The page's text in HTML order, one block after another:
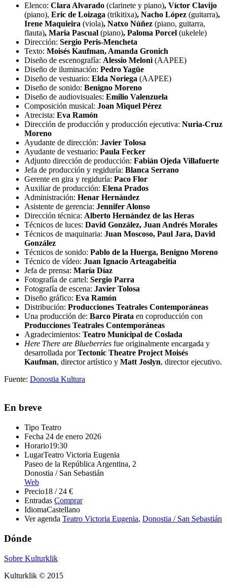
Elenco: Clara Alvarado (clarinete y piano), Víctor Clavijo
(piano), Eric de Loizaga (trikitixa), Nacho López (guitarra),
Irene Maquieira (viola), Natxo Núñez (piano, guitarra,
flauta), Maria Pascual (piano), Paloma Porcel (ukelele)
Dirección: Sergio Peris-Mencheta
Texto: Moisés Kaufman, Amanda Gronich
Diseño de escenografía: Alessio Meloni (AAPEE)
Diseño de iluminación: Pedro Yagüe
Diseño de vestuario: Elda Noriega (AAPEE)
Diseño de sonido: Benigno Moreno
Diseño de audiovisuales: Emilio Valenzuela
Composición musical: Joan Miquel Pérez
Atrecista: Eva Ramón
Dirección de producción y producción ejecutiva: Nuria-Cruz
Moreno
Ayudante de dirección: Javier Tolosa
Ayudante de vestuario: Paula Fecker
Adjunto dirección de producción: Fabián Ojeda Villafuerte
Jefa de producción y regiduría: Blanca Serrano
Gerente en gira y regiduría: Paco Flor
Auxiliar de producción: Elena Prados
Administración: Henar Hernández
Asistente de gerencia: Jennifer Alonso
Dirección técnica: Alberto Hernández de las Heras
Técnicos de luces: David González, Juan Andrés Morales
Técnicos de maquinaria: Juan Moscoso, Paul Jara, David
González
Técnicos de sonido: Pablo de la Huerga, Benigno Moreno
Técnico de vídeo: Juan Ignacio Arteagabeitia
Jefa de prensa: María Díaz
Fotografía de cartel: Sergio Parra
Fotografía de escena: Javier Tolosa
Diseño gráfico: Eva Ramón
Distribución: Producciones Teatrales Contemporáneas
Una producción de: Barco Pirata en coproducción con
Producciones Teatrales Contemporáneas
Agradecimientos: Teatro Municipal de Coslada
Here There are Blueberries fue originalmente encargada y
desarrollada porTectonic Theatre Project Moisés
Kaufman, director artístico y Matt Joslyn, director ejecutivo.
Fuente: Donostia Kultura
En breve
Tipo Teatro
Fecha 24 de enero 2026
Horario19:30
LugarTeatro Victoria Eugenia
Paseo de la República Argentina, 2
Donostia / San Sebastián
Web
Precio18 / 24 €
Entradas Comprar
IdiomaCastellano
Ver agenda Teatro Victoria Eugenia, Donostia / San Sebastián
Dónde
Sobre Kulturklik
Kulturklik © 2015